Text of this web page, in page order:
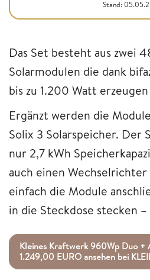
Stand:
Das Set besteht aus zwei
Solarmodulen die dank
bis zu 1.200 Watt
Ergänzt werden die
Solix 3 Solarspeicher.
nur 2,7 kWh
auch einen
einfach die Module
in die Steckdose stecken
Kleines Kraftwerk 960Wp Duo +
1.249,00 EURO ansehen bei